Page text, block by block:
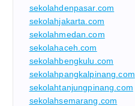
sekolahdenpasar.com
sekolahjakarta.com
sekolahmedan.com
sekolahaceh.com
sekolahbengkulu.com
sekolahpangkalpinang.com
sekolahtanjungpinang.com
sekolahsemarang.com